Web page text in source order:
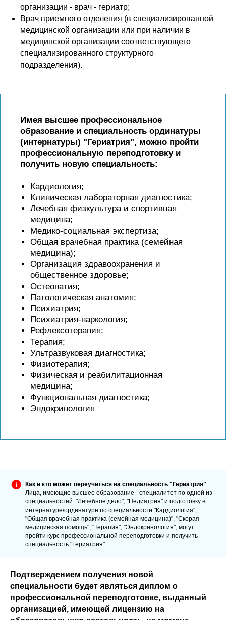
организации - врач - гериатр;
Врач приемного отделения (в специализированной
медицинской организации или при наличии в
медицинской организации соответствующего
специализированного структурного
подразделения).
Имея высшее профессиональное
образование и специальность ординатуры
(интернатуры) "Гериатрия", можно пройти
профессиональную переподготовку и
получить новую специальность:
Кардиология;
Клиническая лабораторная диагностика;
Лечебная физкультура и спортивная
медицина;
Медико-социальная экспертиза;
Общая врачебная практика (семейная
медицина);
Организация здравоохранения и
общественное здоровье;
Остеопатия;
Патологическая анатомия;
Психиатрия;
Психиатрия-наркология;
Рефлексотерапия;
Терапия;
Ультразвуковая диагностика;
Физиотерапия;
Физическая и реабилитационная
медицина;
Функциональная диагностика;
Эндокринология
Как и кто может переучиться на специальность "Гериатрия"
Лица, имеющие высшее образование - специалитет по одной из
специальностей: "Лечебное дело", "Педиатрия" и подготовку в
интернатуре/ординатуре по специальности "Кардиология",
"Общая врачебная практика (семейная медицина)", "Скорая
медицинская помощь", "Терапия", "Эндокринология", могут
пройти курс профессиональной переподготовки и получить
специальность "Гериатрия".
Подтверждением получения новой
специальности будет являться диплом о
профессиональной переподготовке, выданный
организацией, имеющей лицензию на